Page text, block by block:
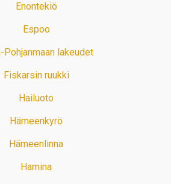
Enontekiö
Espoo
Pohjanmaan lakeudet
Fiskarsin ruukki
Hailuoto
Hämeenkyrö
Hämeenlinna
Hamina